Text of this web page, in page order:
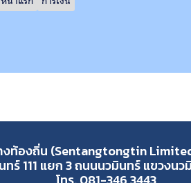
งท้องถิ่น (Sentangtongtin
ร์ 111 แยก 3 ถนนนวมินทร์ แขวงน